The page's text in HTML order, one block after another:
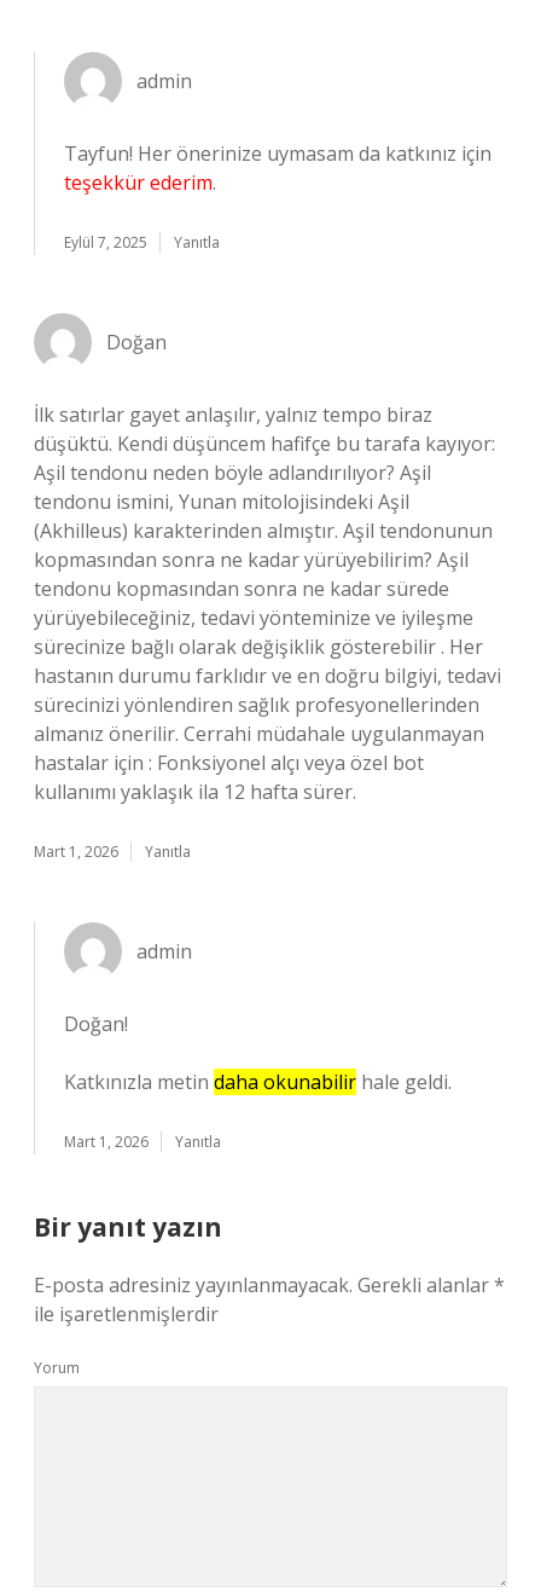
admin
Tayfun! Her önerinize uymasam da katkınız için
teşekkür ederim.
Eylül 7, 2025 Yanıtla
Doğan
İlk satırlar gayet anlaşılır, yalnız tempo biraz
düşüktü. Kendi düşüncem hafifçe bu tarafa kayıyor:
Aşil tendonu neden böyle adlandırılıyor? Aşil
tendonu ismini, Yunan mitolojisindeki Aşil
(Akhilleus) karakterinden almıştır. Aşil tendonunun
kopmasından sonra ne kadar yürüyebilirim? Aşil
tendonu kopmasından sonra ne kadar sürede
yürüyebileceğiniz, tedavi yönteminize ve iyileşme
sürecinize bağlı olarak değişiklik gösterebilir . Her
hastanın durumu farklıdır ve en doğru bilgiyi, tedavi
sürecinizi yönlendiren sağlık profesyonellerinden
almanız önerilir. Cerrahi müdahale uygulanmayan
hastalar için : Fonksiyonel alçı veya özel bot
kullanımı yaklaşık ila 12 hafta sürer.
Mart 1, 2026 Yanıtla
admin
Doğan!
Katkınızla metin daha okunabilir hale geldi.
Mart 1, 2026 Yanıtla
Bir yanıt yazın
E-posta adresiniz yayınlanmayacak. Gerekli alanlar*
ile işaretlenmişlerdir
Yorum